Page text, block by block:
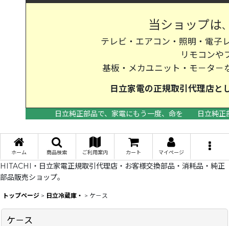
当ショップは
テレビ・エアコン・照明・電子
リモコンや
基板・メカユニット・モ－タ－
日立家電の正規取引代理店
日立純正部品で、家電にもう一度、命を
日立純
ホーム 商品検索 ご利用案内 カート マイページ
HITACHI・日立家電正規取引代理店・お客様交換部品・消耗品・純正
部品販売ショップ。
トップページ > 日立冷蔵庫・ > ケ－ス
ケ－ス